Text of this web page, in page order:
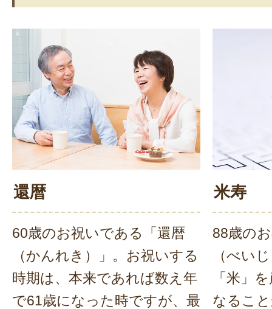
還暦
60歳のお祝いである「還暦
（かんれき）」。お祝いする
時期は、本来であれば数え年
で61歳になった時ですが、最
米寿
88歳の
（べい
「米」
なるこ